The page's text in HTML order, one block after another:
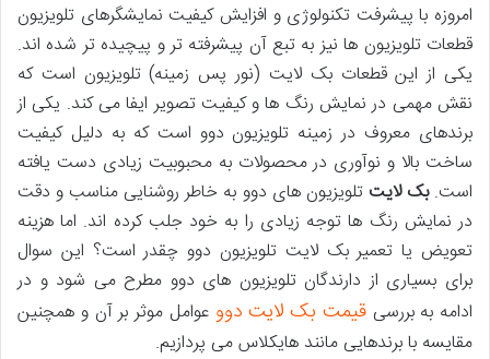
امروزه با پیشرفت تکنولوژی و افزایش کیفیت نمایشگرهای تلویزیون
قطعات تلویزیون ها نیز به تبع آن پیشرفته تر و پیچیده تر شده اند.
یکی از این قطعات بک لایت (نور پس زمینه) تلویزیون است که
نقش مهمی در نمایش رنگ ها و کیفیت تصویر ایفا می کند. یکی از
برندهای معروف در زمینه تلویزیون دوو است که به دلیل کیفیت
ساخت بالا و نوآوری در محصولات به محبوبیت زیادی دست یافته
است.بک لایت تلویزیون های دوو به خاطر روشنایی مناسب و دقت
در نمایش رنگ ها توجه زیادی را به خود جلب کرده اند. اما هزینه
تعویض یا تعمیر بک لایت تلویزیون دوو چقدر است؟ این سوال
برای بسیاری از دارندگان تلویزیون های دوو مطرح می شود و در
ادامه به بررسیقیمت بک لایت دوو عوامل موثر بر آن و همچنین
مقایسه با برندهایی مانند هایکلاس می پردازیم.